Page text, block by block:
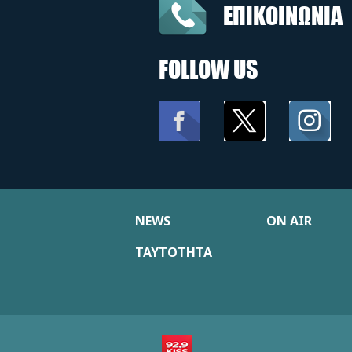
ΕΠΙΚΟΙΝΩΝΙΑ
FOLLOW US
NEWS ON AIR
ΤΑΥΤΟΤΗΤΑ